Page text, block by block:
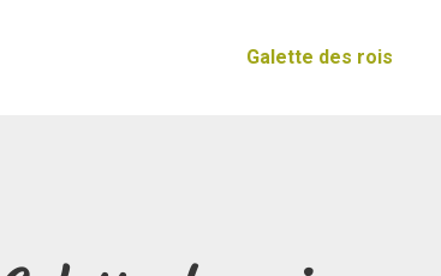
Galette des rois